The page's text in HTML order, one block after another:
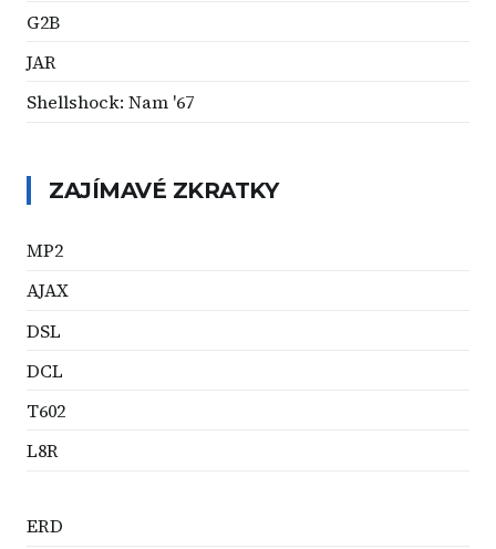
G2B
JAR
Shellshock: Nam '67
ZAJÍMAVÉ ZKRATKY
MP2
AJAX
DSL
DCL
T602
L8R
ERD